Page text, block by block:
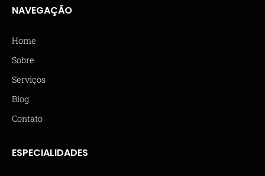
NAVEGAÇÃO
Home
Sobre
Serviços
Blog
Contato
ESPECIALIDADES